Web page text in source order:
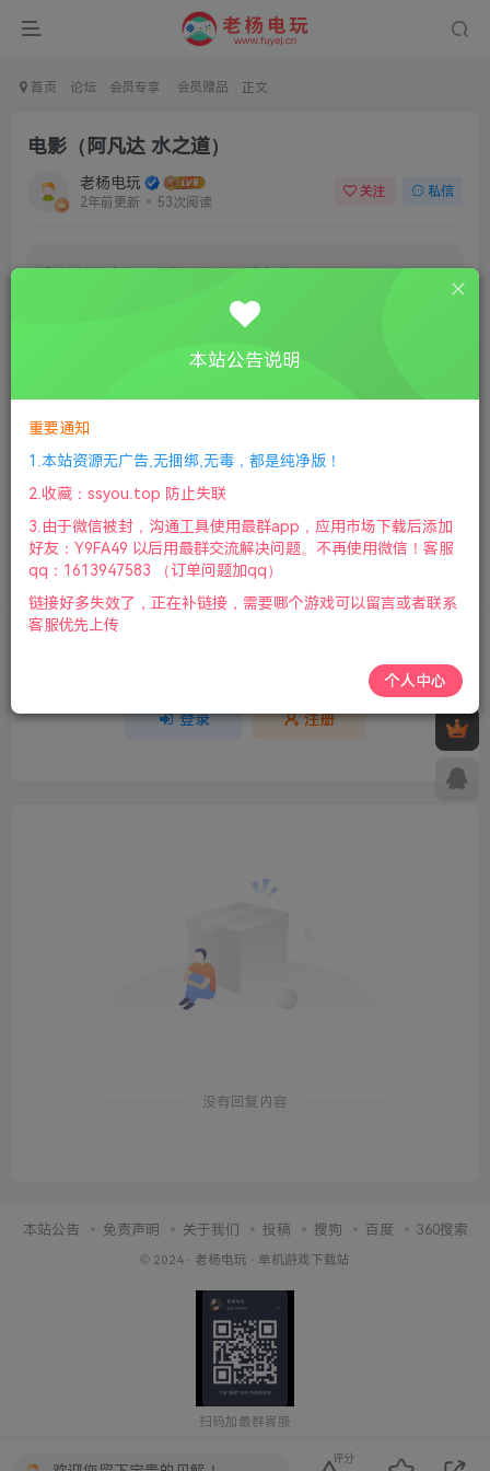
首页 论坛 会员专享 会员赠品 正文
电影（阿凡达 水之道）
老杨电玩
2年前更新 53次阅读
关注 私信
登录后继续查看
欢迎为Ta评分
登录 注册
没有回复内容
本站公告 免责声明 关于我们 投稿 搜狗 百度 360搜索
© 2024 · 老杨电玩 · 单机游戏下载站
扫码加最群客服
评分
本站公告说明
重要通知
1.本站资源无广告,无捆绑,无毒，都是纯净版！
2.收藏：ssyou.top 防止失联
3.由于微信被封，沟通工具使用最群app，应用市场下载后添加
好友：Y9FA49 以后用最群交流解决问题。不再使用微信！客服
qq：1613947583 （订单问题加qq）
链接好多失效了，正在补链接，需要哪个游戏可以留言或者联系
客服优先上传
个人中心